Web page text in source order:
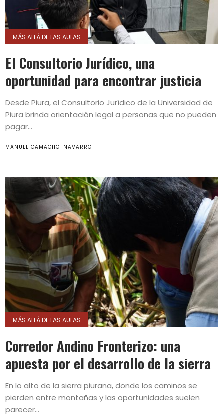
MÁS ALLÁ DE LAS AULAS
El Consultorio Jurídico, una
oportunidad para encontrar justicia
Desde Piura, el Consultorio Jurídico de la Universidad de
Piura brinda orientación legal a personas que no pueden
pagar...
MANUEL CAMACHO-NAVARRO
MÁS ALLÁ DE LAS AULAS
Corredor Andino Fronterizo: una
apuesta por el desarrollo de la sierra
En lo alto de la sierra piurana, donde los caminos se
pierden entre montañas y las oportunidades suelen
parecer...